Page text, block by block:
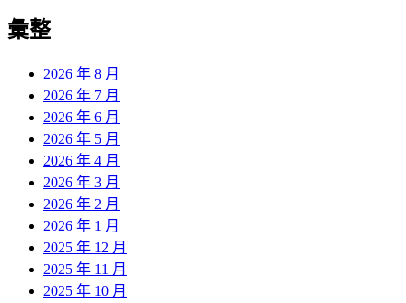
覽
彙整
2026 年 8 月
2026 年 7 月
2026 年 6 月
2026 年 5 月
2026 年 4 月
2026 年 3 月
2026 年 2 月
2026 年 1 月
2025 年 12 月
2025 年 11 月
2025 年 10 月